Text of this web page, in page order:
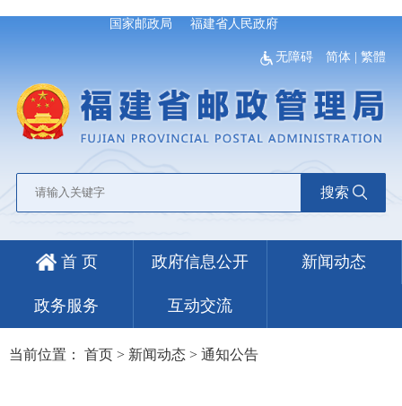
国家邮政局 福建省人民政府
无障碍 简体 |繁體
搜索
首 页 政府信息公开 新闻动态
政务服务 互动交流
当前位置： 首页 > 新闻动态 > 通知公告